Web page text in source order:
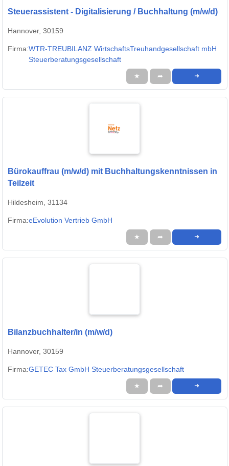
Steuerassistent - Digitalisierung / Buchhaltung (m/w/d)
Hannover, 30159
Firma:WTR-TREUBILANZ WirtschaftsTreuhandgesellschaft mbH
Steuerberatungsgesellschaft
★ ➦ ➜
Bürokauffrau (m/w/d) mit Buchhaltungskenntnissen in
Teilzeit
Hildesheim, 31134
Firma:eEvolution Vertrieb GmbH
★ ➦ ➜
Bilanzbuchhalter/in (m/w/d)
Hannover, 30159
Firma:GETEC Tax GmbH Steuerberatungsgesellschaft
★ ➦ ➜